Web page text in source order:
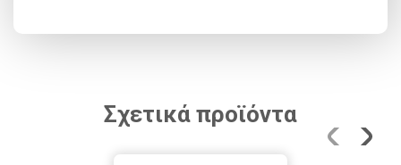
Σχετικά προϊόντα